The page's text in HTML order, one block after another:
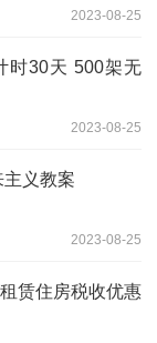
2023-08-25
时30天 500架无
2023-08-25
义教案
2023-08-25
赁住房税收优惠